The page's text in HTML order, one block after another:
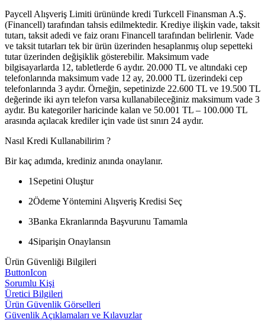
Paycell Alışveriş Limiti ürününde kredi Turkcell Finansman A.Ş.
(Financell) tarafından tahsis edilmektedir. Krediye ilişkin vade, taksit
tutarı, taksit adedi ve faiz oranı Financell tarafından belirlenir. Vade
ve taksit tutarları tek bir ürün üzerinden hesaplanmış olup sepetteki
tutar üzerinden değişiklik gösterebilir. Maksimum vade
bilgisayarlarda 12, tabletlerde 6 aydır. 20.000 TL ve altındaki cep
telefonlarında maksimum vade 12 ay, 20.000 TL üzerindeki cep
telefonlarında 3 aydır. Örneğin, sepetinizde 22.600 TL ve 19.500 TL
değerinde iki ayrı telefon varsa kullanabileceğiniz maksimum vade 3
aydır. Bu kategoriler haricinde kalan ve 50.001 TL – 100.000 TL
arasında açılacak krediler için vade üst sınırı 24 aydır.
Nasıl Kredi Kullanabilirim ?
Bir kaç adımda, krediniz anında onaylanır.
1 Sepetini Oluştur
2Ödeme Yöntemini Alışveriş Kredisi Seç
3Banka Ekranlarında Başvurunu Tamamla
4Siparişin Onaylansın
Ürün Güvenliği Bilgileri
ButtonIcon
Sorumlu Kişi
Üretici Bilgileri
Ürün Güvenlik Görselleri
Güvenlik Açıklamaları ve Kılavuzlar